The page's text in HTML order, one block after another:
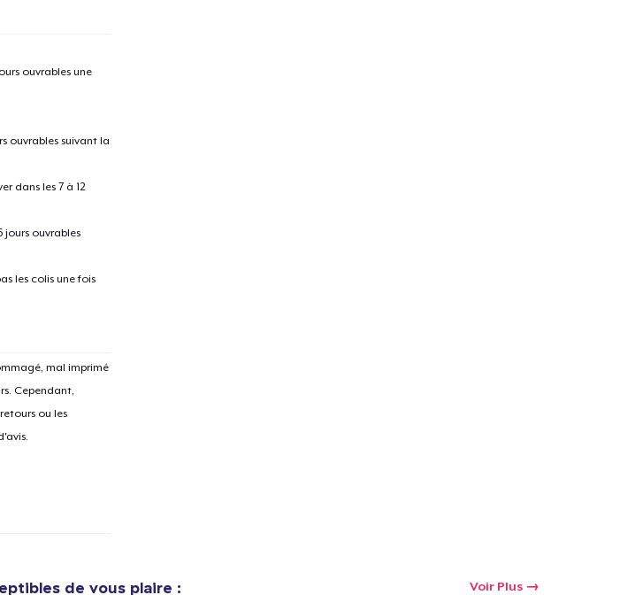
ouvrables une
ouvrables suivant la
dans les 7 à 12
jours ouvrables
les colis une fois
mal imprimé
Cependant,
ou les
de vous plaire : Voir Plus